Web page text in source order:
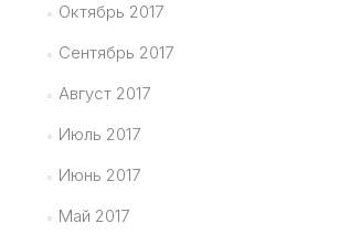
Октябрь 2017
Сентябрь 2017
Август 2017
Июль 2017
Июнь 2017
Май 2017